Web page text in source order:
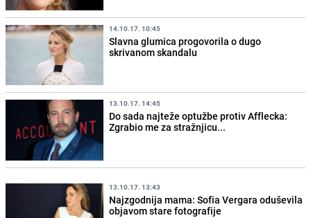
14.10.17. 10:45
Slavna glumica progovorila o dugo
skrivanom skandalu
13.10.17. 14:45
Do sada najteže optužbe protiv Afflecka:
Zgrabio me za stražnjicu...
13.10.17. 13:43
Najzgodnija mama: Sofia Vergara oduševila
objavom stare fotografije